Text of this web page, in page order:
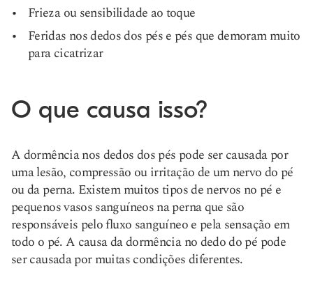
Frieza ou sensibilidade ao toque
Feridas nos dedos dos pés e pés que demoram muito
para cicatrizar
O que causa isso?
A dormência nos dedos dos pés pode ser causada por
uma lesão, compressão ou irritação de um nervo do pé
ou da perna. Existem muitos tipos de nervos no pé e
pequenos vasos sanguíneos na perna que são
responsáveis pelo fluxo sanguíneo e pela sensação em
todo o pé. A causa da dormência no dedo do pé pode
ser causada por muitas condições diferentes.